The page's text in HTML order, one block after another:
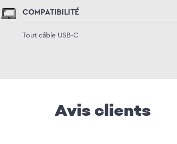
COMPATIBILITÉ
Tout câble USB-C
Avis clients